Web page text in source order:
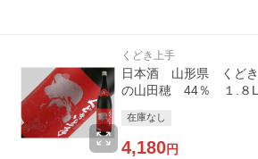
くどき上手
日本酒 山形県 くど
の山田穂 44％ １.８L
在庫なし
4,180円